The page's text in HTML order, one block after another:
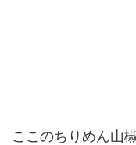
ここのちりめん山